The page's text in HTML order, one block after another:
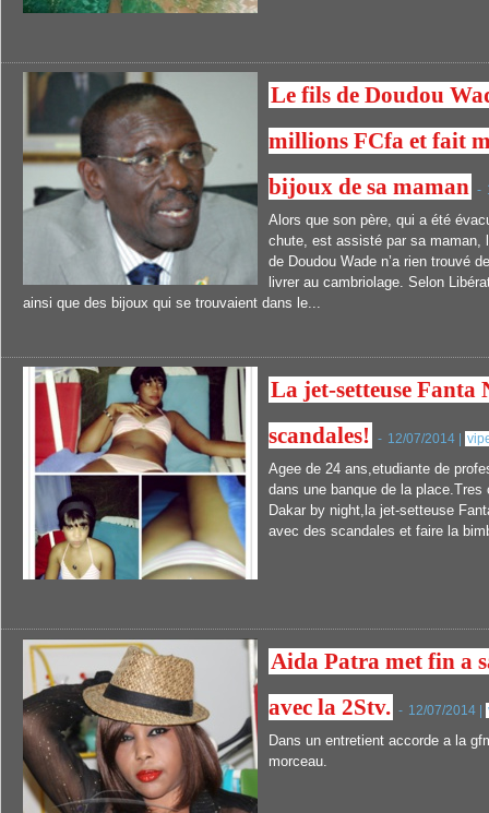
Le fils de Doudou
millions FCfa et fait
bijoux de sa maman -
Alors que son père, qui a été
chute, est assisté par sa maman,
de Doudou Wade n’a rien trouvé
livrer au cambriolage. Selon
ainsi que des bijoux qui se trouvaient dans le...
La jet-setteuse Fanta
scandales! - 12/07/2014 |
Agee de 24 ans,etudiante de
dans une banque de la
Dakar by night,la jet-setteuse
avec des scandales et faire la
Aida Patra met fin a
avec la 2Stv. - 12/07/2014 |
Dans un entretient accorde a la
morceau.